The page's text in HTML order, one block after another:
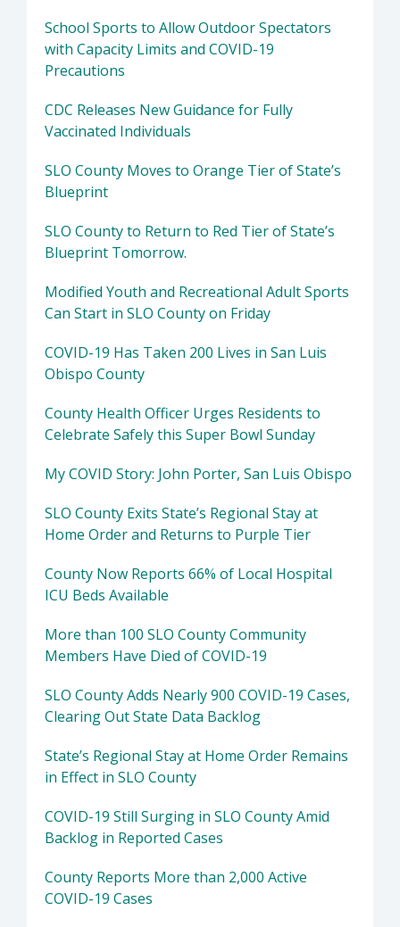
School Sports to Allow Outdoor Spectators
with Capacity Limits and COVID-19
Precautions
CDC Releases New Guidance for Fully
Vaccinated Individuals
SLO County Moves to Orange Tier of State’s
Blueprint
SLO County to Return to Red Tier of State’s
Blueprint Tomorrow.
Modified Youth and Recreational Adult Sports
Can Start in SLO County on Friday
COVID-19 Has Taken 200 Lives in San Luis
Obispo County
County Health Officer Urges Residents to
Celebrate Safely this Super Bowl Sunday
My COVID Story: John Porter, San Luis Obispo
SLO County Exits State’s Regional Stay at
Home Order and Returns to Purple Tier
County Now Reports 66% of Local Hospital
ICU Beds Available
More than 100 SLO County Community
Members Have Died of COVID-19
SLO County Adds Nearly 900 COVID-19 Cases,
Clearing Out State Data Backlog
State’s Regional Stay at Home Order Remains
in Effect in SLO County
COVID-19 Still Surging in SLO County Amid
Backlog in Reported Cases
County Reports More than 2,000 Active
COVID-19 Cases